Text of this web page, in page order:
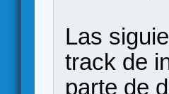
Las
track de
parte de